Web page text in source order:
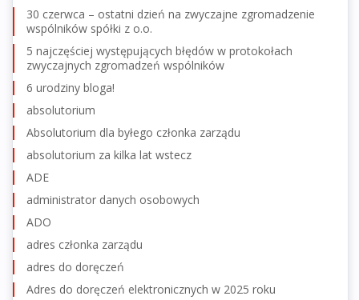
30 czerwca – ostatni dzień na zwyczajne zgromadzenie
wspólników spółki z o.o.
5 najczęściej występujących błędów w protokołach
zwyczajnych zgromadzeń wspólników
6 urodziny bloga!
absolutorium
Absolutorium dla byłego członka zarządu
absolutorium za kilka lat wstecz
ADE
administrator danych osobowych
ADO
adres członka zarządu
adres do doręczeń
Adres do doręczeń elektronicznych w 2025 roku